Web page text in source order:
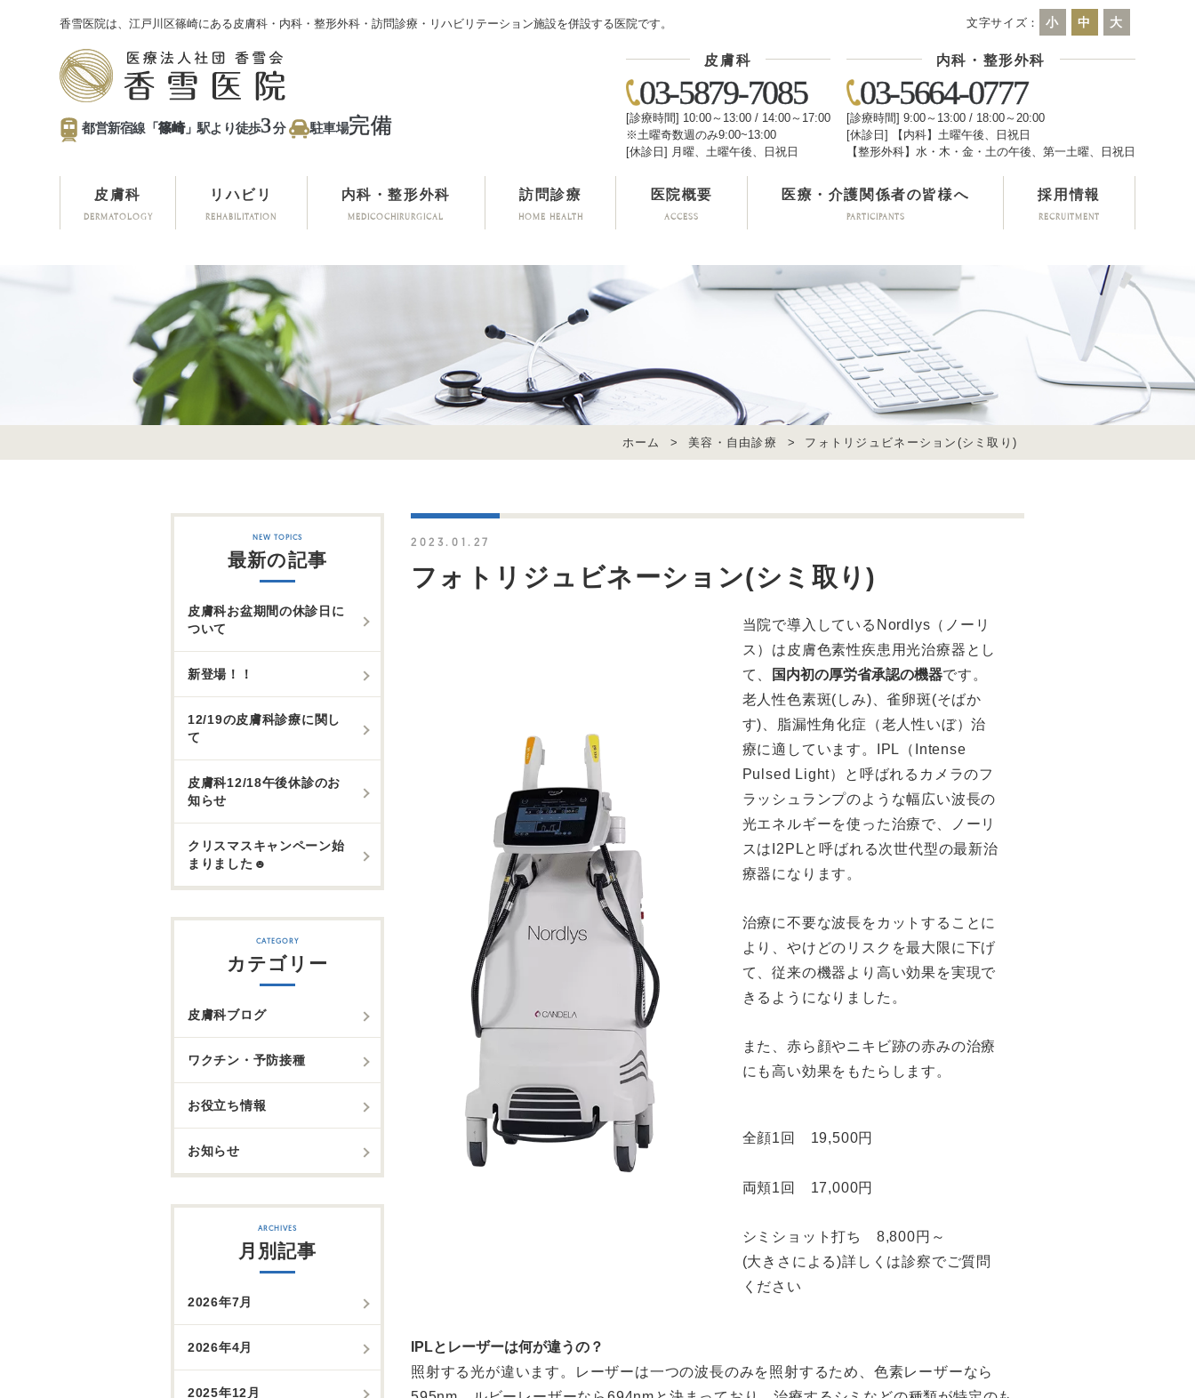
香雪医院は、江戸川区篠崎にある皮膚科・内科・整形外科・訪問診療・リハビリテーション施設を併設する医院です。 文字サイズ： 小 中 大
都営新宿線「篠崎」駅より徒歩3分 駐車場完備
皮膚科
03-5879-7085
[診療時間] 10:00～13:00 / 14:00～17:00
※土曜奇数週のみ9:00~13:00
[休診日] 月曜、土曜午後、日祝日
内科・整形外科
03-5664-0777
[診療時間] 9:00～13:00 / 18:00～20:00
[休診日] 【内科】土曜午後、日祝日
【整形外科】水・木・金・土の午後、第一土曜、日祝日
DERMATOLOGY
皮膚科
REHABILITATION
リハビリ
MEDICOCHIRURGICAL
内科・整形外科
HOME HEALTH
訪問診療
ACCESS
医院概要
PARTICIPANTS
医療・介護関係者の皆様へ
RECRUITMENT
採用情報
ホーム > 美容・自由診療 > フォトリジュビネーション(シミ取り)
2023.01.27
フォトリジュビネーション(シミ取り)
当院で導入しているNordlys（ノーリ
ス）は皮膚色素性疾患用光治療器とし
て、
国内初の厚労省承認の機器です。
老人性色素斑(しみ)、雀卵斑(そばか
す)、脂漏性角化症（老人性いぼ）治
療に適しています。IPL（Intense
Pulsed Light）と呼ばれるカメラのフ
ラッシュランプのような幅広い波長の
光エネルギーを使った治療で、ノーリ
スはI2PLと呼ばれる次世代型の最新治
療器になります。
治療に不要な波長をカットすることに
より、やけどのリスクを最大限に下げ
て、従来の機器より高い効果を実現で
きるようになりました。
また、赤ら顔やニキビ跡の赤みの治療
にも高い効果をもたらします。
全顔1回 19,500円
両頬1回 17,000円
シミショット打ち 8,800円～
(大きさによる)詳しくは診察でご質問
ください
IPLとレーザーは何が違うの？
照射する光が違います。レーザーは一つの波長のみを照射するため、色素レーザーなら
最新の記事
皮膚科お盆期間の休診日に
ついて
新登場！！
12/19の皮膚科診療に関し
て
皮膚科12/18午後休診のお
知らせ
クリスマスキャンペーン始
まりました☻
カテゴリー
皮膚科ブログ
ワクチン・予防接種
お役立ち情報
お知らせ
月別記事
2026年7月
2026年4月
2025年12月